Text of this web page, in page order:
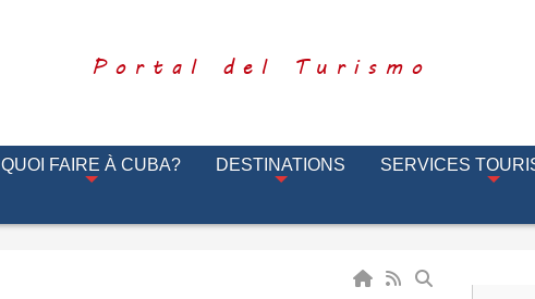
Portal del Turismo
QUOI FAIRE À CUBA? DESTINATIONS SERVICES